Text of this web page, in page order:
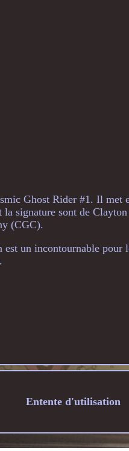
Ghost Rider #1. Il met
la signature sont de Clayton
(CGC).
un incontournable pour
Entente d'utilisation